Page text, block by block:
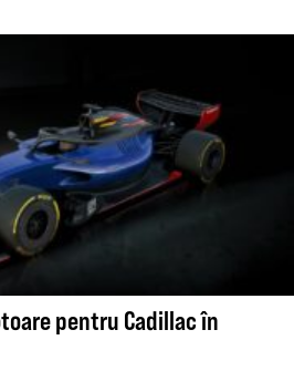
pentru Cadillac în